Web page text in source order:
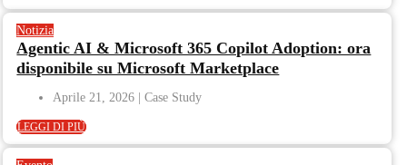
Notizia
Agentic AI & Microsoft 365 Copilot Adoption: ora
disponibile su Microsoft Marketplace
Aprile 21, 2026
LEGGI DI PIÙ